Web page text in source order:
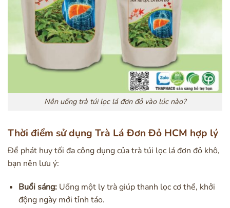
Nên uống trà túi lọc lá đơn đỏ vào lúc nào?
Thời điểm sử dụng Trà Lá Đơn Đỏ HCM hợp lý
Để phát huy tối đa công dụng của trà túi lọc lá đơn đỏ khô,
bạn nên lưu ý:
Buổi sáng:Uống một ly trà giúp thanh lọc cơ thể, khởi
động ngày mới tỉnh táo.